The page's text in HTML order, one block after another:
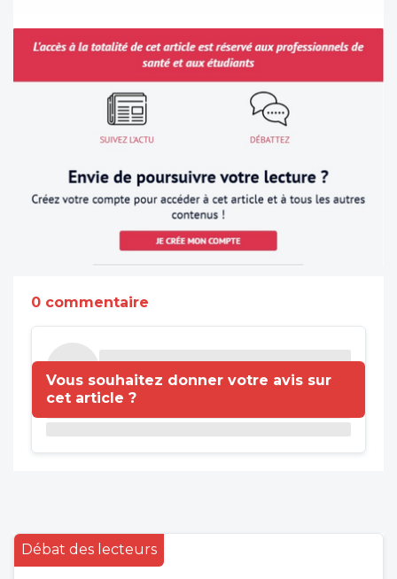
0 commentaire
Vous souhaitez donner votre avis sur
cet article ?
Débat des lecteurs